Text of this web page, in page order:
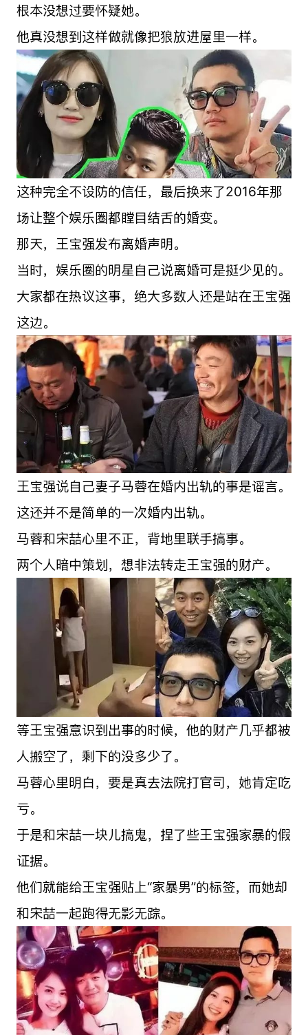
根本没想过要怀疑她。
他真没想到这样做就像把狼放进屋里一样。
这种完全不设防的信任，最后换来了2016年那
场让整个娱乐圈都瞠目结舌的婚变。
那天，王宝强发布离婚声明。
当时，娱乐圈的明星自己说离婚可是挺少见的。
大家都在热议这事，绝大多数人还是站在王宝强
这边。
王宝强说自己妻子马蓉在婚内出轨的事是谣言。
这还并不是简单的一次婚内出轨。
马蓉和宋喆心里不正，背地里联手搞事。
两个人暗中策划，想非法转走王宝强的财产。
等王宝强意识到出事的时候，他的财产几乎都被
人搬空了，剩下的没多少了。
马蓉心里明白，要是真去法院打官司，她肯定吃
亏。
于是和宋喆一块儿搞鬼，捏了些王宝强家暴的假
证据。
他们就能给王宝强贴上“家暴男”的标签，而她却
和宋喆一起跑得无影无踪。